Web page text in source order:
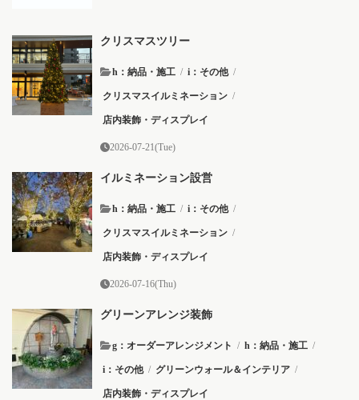
クリスマスツリー
h：納品・施工 / i：その他 /
クリスマスイルミネーション /
店内装飾・ディスプレイ
2026-07-21(Tue)
イルミネーション設営
h：納品・施工 / i：その他 /
クリスマスイルミネーション /
店内装飾・ディスプレイ
2026-07-16(Thu)
グリーンアレンジ装飾
g：オーダーアレンジメント / h：納品・施工 /
i：その他 / グリーンウォール＆インテリア /
店内装飾・ディスプレイ